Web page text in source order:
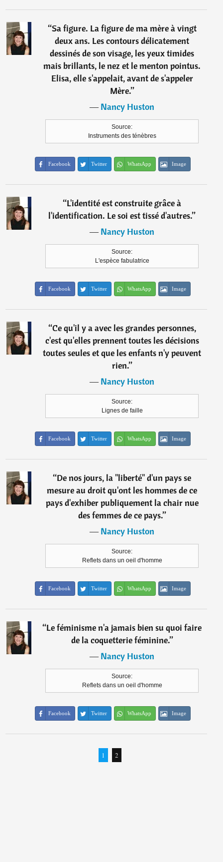
“Sa figure. La figure de ma mère à vingt
deux ans. Les contours délicatement
dessinés de son visage, les yeux timides
mais brillants, le nez et le menton pointus.
Elisa, elle s'appelait, avant de s'appeler
Mère.”
―Nancy Huston
Source:
Instruments des ténèbres
Facebook Twitter WhatsApp Image
“L'identité est construite grâce à
l'identification. Le soi est tissé d'autres.”
―Nancy Huston
Source:
L'espèce fabulatrice
Facebook Twitter WhatsApp Image
“Ce qu'il y a avec les grandes personnes,
c'est qu'elles prennent toutes les décisions
toutes seules et que les enfants n'y peuvent
rien.”
―Nancy Huston
Source:
Lignes de faille
Facebook Twitter WhatsApp Image
“De nos jours, la "liberté" d'un pays se
mesure au droit qu'ont les hommes de ce
pays d'exhiber publiquement la chair nue
des femmes de ce pays.”
―Nancy Huston
Source:
Reflets dans un oeil d'homme
Facebook Twitter WhatsApp Image
“Le féminisme n'a jamais bien su quoi faire
de la coquetterie féminine.”
―Nancy Huston
Source:
Reflets dans un oeil d'homme
Facebook Twitter WhatsApp Image
1 2